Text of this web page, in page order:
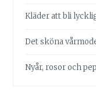
Kläder att bli
Det sköna
Nyår, rosor och